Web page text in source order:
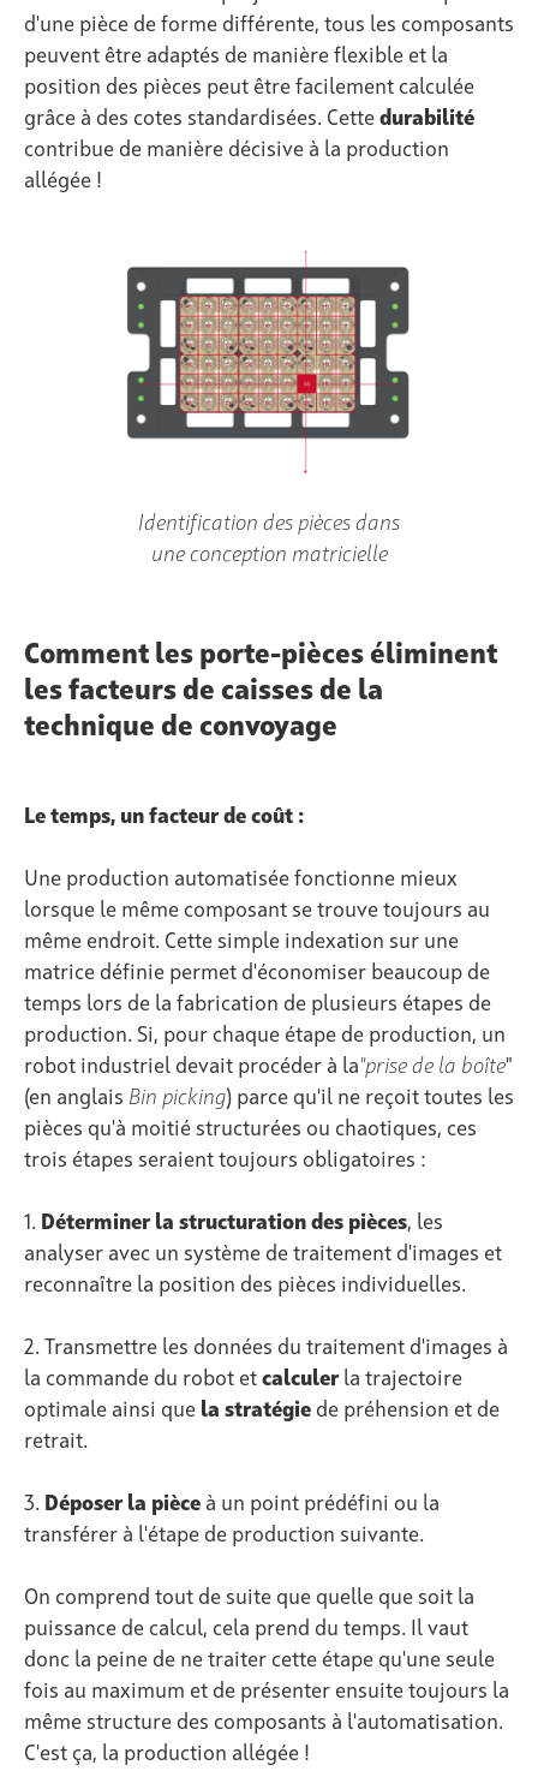
d'une pièce de forme différente, tous les composants
peuvent être adaptés de manière flexible et la
position des pièces peut être facilement calculée
grâce à des cotes standardisées. Cette durabilité
contribue de manière décisive à la production
allégée !
Identification des pièces dans
une conception matricielle
Comment les porte-pièces éliminent
les facteurs de caisses de la
technique de convoyage
Le temps, un facteur de coût :
Une production automatisée fonctionne mieux
lorsque le même composant se trouve toujours au
même endroit. Cette simple indexation sur une
matrice définie permet d'économiser beaucoup de
temps lors de la fabrication de plusieurs étapes de
production. Si, pour chaque étape de production, un
robot industriel devait procéder à la"prise de la boîte"
(en anglais Bin picking) parce qu'il ne reçoit toutes les
pièces qu'à moitié structurées ou chaotiques, ces
trois étapes seraient toujours obligatoires :
1. Déterminer la structuration des pièces, les
analyser avec un système de traitement d'images et
reconnaître la position des pièces individuelles.
2. Transmettre les données du traitement d'images à
la commande du robot et calculerla trajectoire
optimale ainsi que la stratégie de préhension et de
retrait.
3. Déposer la pièce à un point prédéfini ou la
transférer à l'étape de production suivante.
On comprend tout de suite que quelle que soit la
puissance de calcul, cela prend du temps. Il vaut
donc la peine de ne traiter cette étape qu'une seule
fois au maximum et de présenter ensuite toujours la
même structure des composants à l'automatisation.
C'est ça, la production allégée !